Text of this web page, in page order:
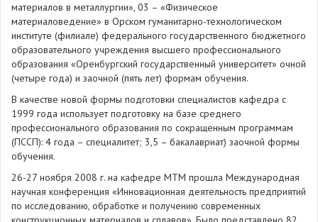
материалов в металлургии», 03 – «Физическое
материаловедение» в Орском гуманитарно-технологическом
институте (филиале) федерального государственного бюджетного
образовательного учреждения высшего профессионального
образования «Оренбургский государственный университет» очной
(четыре года) и заочной (пять лет) формам обучения.
В качестве новой формы подготовки специалистов кафедра с
1999 года использует подготовку на базе среднего
профессионального образования по сокращенным программам
(ПССП): 4 года – специалитет; 3,5 – бакалавриат) заочной формы
обучения.
26-27 ноября 2008 г. на кафедре МТМ прошла Международная
научная конференция «Инновационная деятельность предприятий
по исследованию, обработке и получению современных